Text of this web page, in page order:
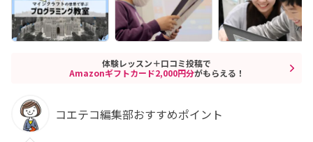
体験レッスン＋口コミ投稿で
Amazonギフトカード2,000円分がもらえる！
コエテコ編集部おすすめポイント